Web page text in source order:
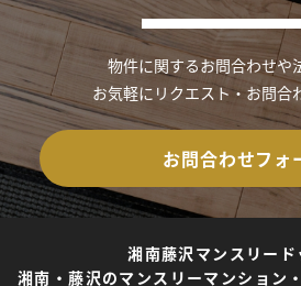
物件に関するお問合わせや
お気軽にリクエスト・お問合
お問合わせフォ
湘南藤沢マンスリード
湘南・藤沢のマンスリーマンション